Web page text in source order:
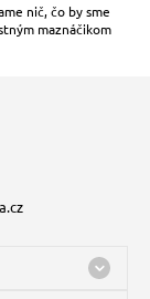
nič, čo by sme
maznáčikom